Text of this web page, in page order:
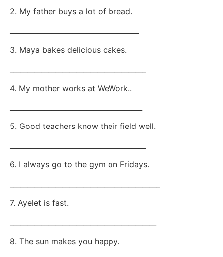
2. My father buys a lot of bread.
3. Maya bakes delicious cakes.
4. My mother works at WeWork..
5. Good teachers know their field well.
6. I always go to the gym on Fridays.
7. Ayelet is fast.
8. The sun makes you happy.